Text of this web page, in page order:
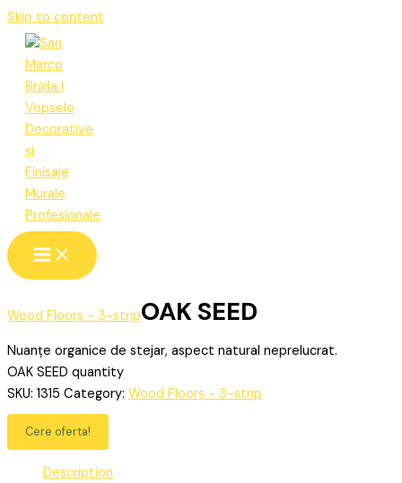
Skip to content
Wood Floors - 3-stripOAK SEED
Nuanțe organice de stejar, aspect natural neprelucrat.
OAK SEED quantity
SKU: 1315 Category: Wood Floors - 3-strip
Cere oferta!
Description